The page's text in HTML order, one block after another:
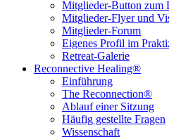
Mitglieder-Button zum
Mitglieder-Flyer und
Mitglieder-Forum
Eigenes Profil im
Retreat-Galerie
Reconnective Healing®
Einführung
The Reconnection®
Ablauf einer Sitzung
Häufig gestellte Fragen
Wissenschaft